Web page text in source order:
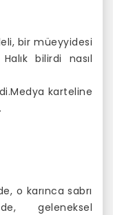
bir müeyyidesi
bilirdi nasıl
karteline
o karınca sabrı
geleneksel